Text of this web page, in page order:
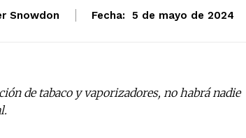
Snowdon Fecha: 5 de mayo de 2024
de tabaco y vaporizadores, no habrá nadie